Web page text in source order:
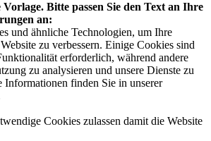
Bitte passen Sie den Text an Ihre
an:
und ähnliche Technologien, um Ihre
zu verbessern. Einige Cookies sind
erforderlich, während andere
zu analysieren und unsere Dienste zu
Informationen finden Sie in unserer
Cookies zulassen damit die Website